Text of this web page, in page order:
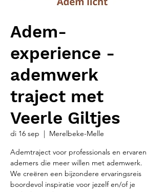
Adem-
experience -
ademwerk
traject met
Veerle Giltjes
di 16 sep
  |
Merelbeke-Melle
Ademtraject voor professionals en ervaren
ademers die meer willen met ademwerk.
We creëren een bijzondere ervaringsreis
boordevol inspiratie voor jezelf en/of je